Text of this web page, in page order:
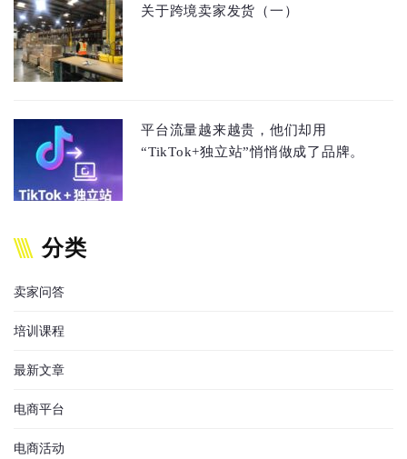
关于跨境卖家发货（一）
平台流量越来越贵，他们却用
“TikTok+独立站”悄悄做成了品牌。
分类
卖家问答
培训课程
最新文章
电商平台
电商活动